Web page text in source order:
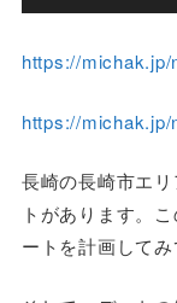
https://
https://
長崎の長崎市エ
トがあります。
ートを計画してみ